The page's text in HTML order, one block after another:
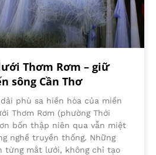
Thơm Rơm – giữ
sông Cần Thơ
phù sa hiền hòa của miền
Thơm Rơm (phường Thới
bốn thập niên qua vẫn miệt
nghề truyền thống. Những
từng mắt lưới, không chỉ tạo